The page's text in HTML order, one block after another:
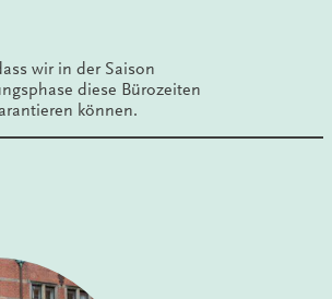
wir in der Saison
diese Bürozeiten
können.